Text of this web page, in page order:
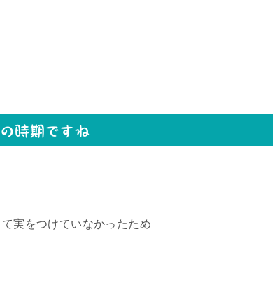
時期ですね
実をつけていなかったため